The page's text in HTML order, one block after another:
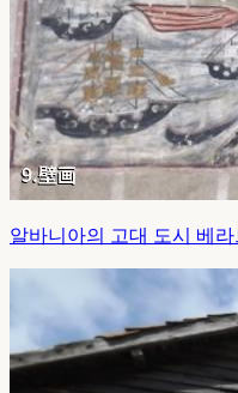
알바니아의 고대 도시 베